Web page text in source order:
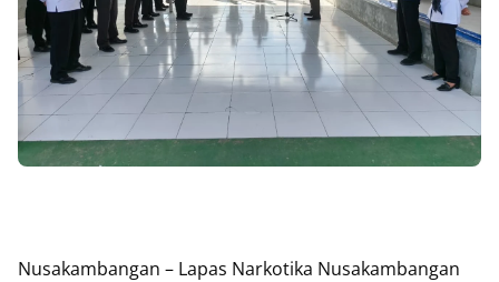
Nusakambangan – Lapas Narkotika Nusakambangan